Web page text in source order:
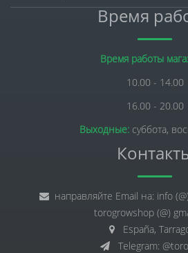
Время
Время работы
10.00 - 14.00
16.00 - 20.00
Выходные: суббота,
направляйте Email на: info
torogrowshop (@)
España,
Telegram: